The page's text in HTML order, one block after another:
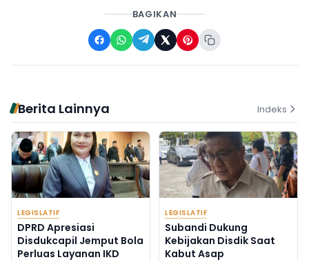
BAGIKAN
Berita Lainnya Indeks
LEGISLATIF
DPRD Apresiasi
Disdukcapil Jemput Bola
Perluas Layanan IKD
LEGISLATIF
Subandi Dukung
Kebijakan Disdik Saat
Kabut Asap